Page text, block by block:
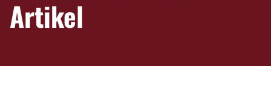
Artikel